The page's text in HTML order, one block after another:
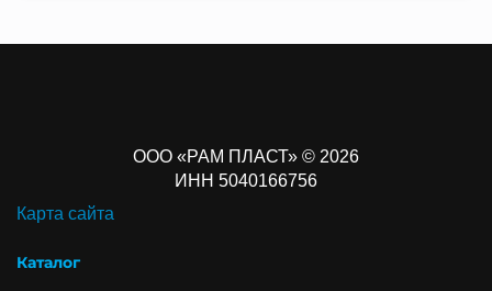
ООО «РАМ ПЛАСТ» © 2026
ИНН 5040166756
Карта сайта
Каталог